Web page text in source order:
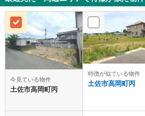
今見ている物件
土佐市高岡町丙
特徴が似ている物件
土佐市高岡町丙